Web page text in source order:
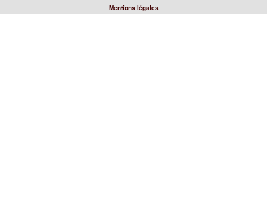
Mentions légales